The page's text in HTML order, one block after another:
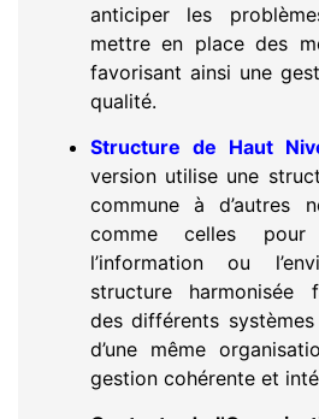
anticiper les
mettre en place des
favorisant ainsi une
qualité.
Structure de Haut
version utilise une
commune à d’autres
comme celles
l’information ou
structure harmonisée
des différents
d’une même
gestion cohérente et